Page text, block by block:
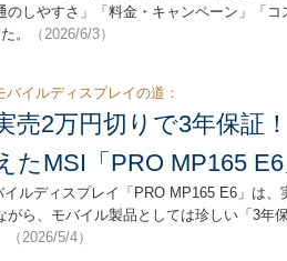
のしやすさ」「料金・キャンペーン」「
。
（2026/6/3）
バイルディスプレイの道：
売2万円切りで3年保
たMSI「PRO MP165
イルディスプレイ「PRO MP165 E6」は
がら、モバイル製品としては珍しい「3年
（2026/5/4）